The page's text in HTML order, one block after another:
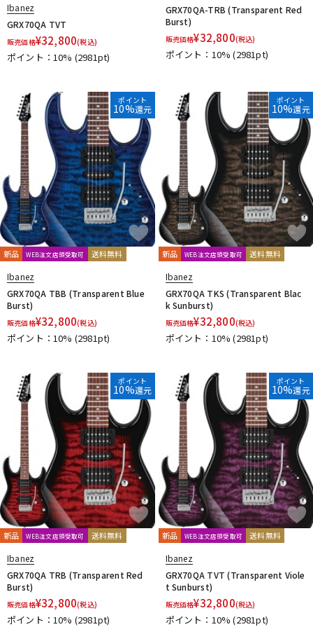
Ibanez
GRX70QA TVT
販売価格¥32,800(税込)
ポイント：10% (2981pt)
GRX70QA-TRB (Transparent Red
Burst)
販売価格¥32,800(税込)
ポイント：10%(2981pt)
ポイント
10%還元
新品 WEB注文店頭受取可 送料無料
Ibanez
GRX70QA TBB (Transparent Blue
Burst)
販売価格¥32,800(税込)
ポイント：10% (2981pt)
ポイント
10%還元
新品 WEB注文店頭受取可 送料無料
Ibanez
GRX70QA TKS (Transparent Blac
k Sunburst)
販売価格¥32,800(税込)
ポイント：10%(2981pt)
ポイント
10%還元
新品 WEB注文店頭受取可 送料無料
Ibanez
GRX70QA TRB (Transparent Red
Burst)
販売価格¥32,800(税込)
ポイント：10% (2981pt)
ポイント
10%還元
新品 WEB注文店頭受取可 送料無料
Ibanez
GRX70QA TVT (Transparent Viole
t Sunburst)
販売価格¥32,800(税込)
ポイント：10%(2981pt)